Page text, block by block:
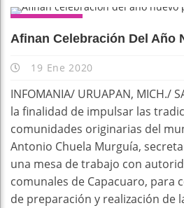
Afinan Celebración Del Año
19 Ene 2020
INFOMANIA/ URUAPAN, MICH./
la finalidad de impulsar las
comunidades originarias del
Antonio Chuela Murguía,
una mesa de trabajo con
comunales de Capacuaro, para
de preparación y realización de